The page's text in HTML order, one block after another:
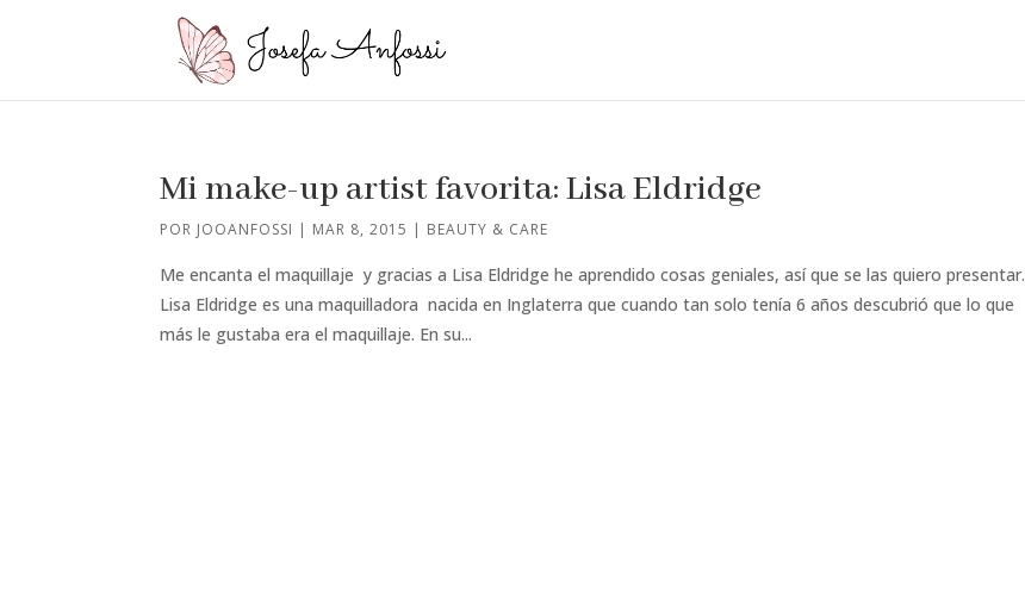
Mi make-up artist favorita: Lisa Eldridge
POR JOOANFOSSI | MAR 8, 2015 | BEAUTY & CARE
Me encanta el maquillaje y gracias a Lisa Eldridge he aprendido cosas geniales, así que se las quiero presentar.
Lisa Eldridge es una maquilladora nacida en Inglaterra que cuando tan solo tenía 6 años descubrió que lo que
más le gustaba era el maquillaje. En su...